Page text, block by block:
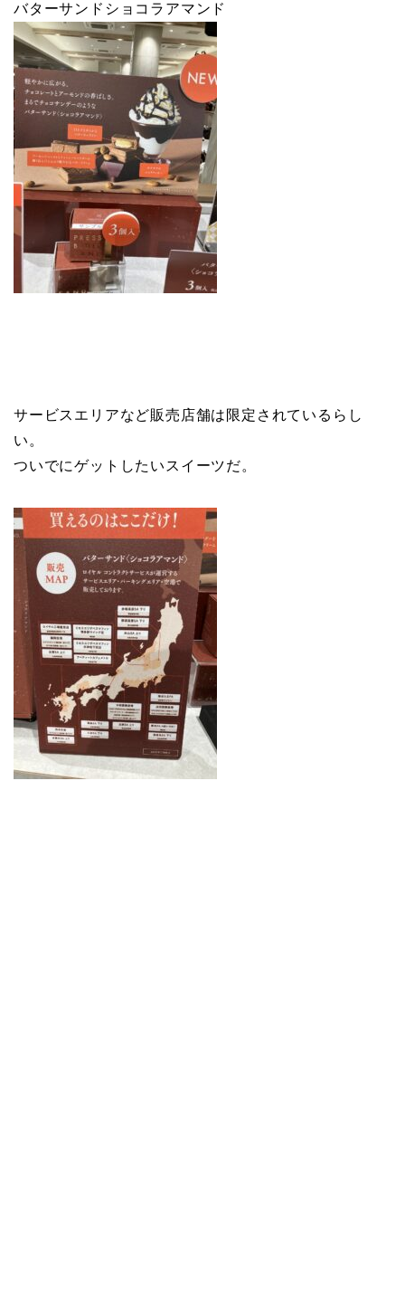
バターサンドショコラアマンド
サービスエリアなど販売店舗は限定されているらし
い。
ついでにゲットしたいスイーツだ。